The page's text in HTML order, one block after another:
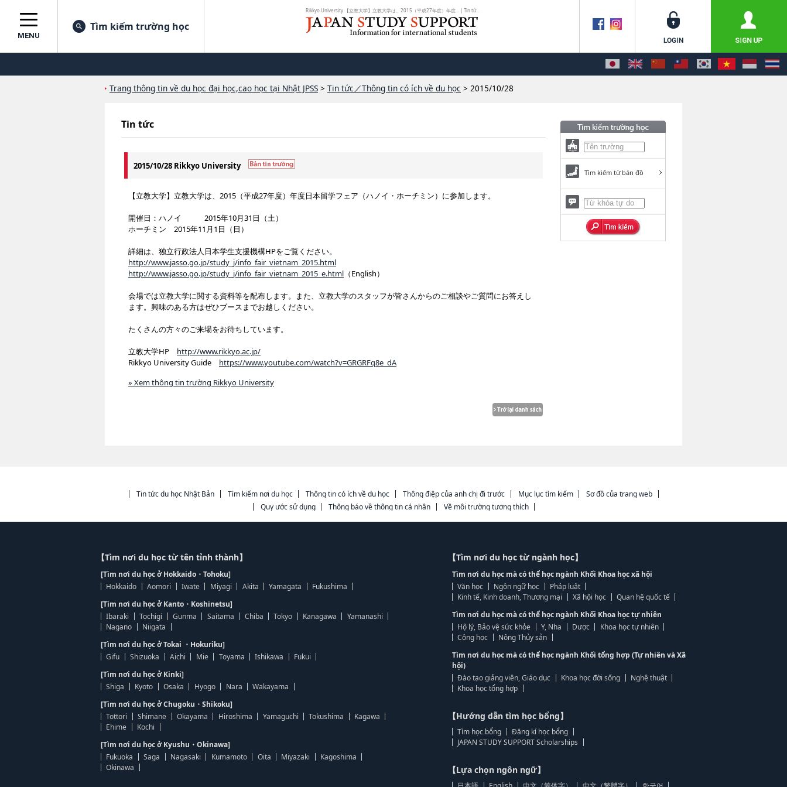
Rikkyo University 【立教大学】立教大学は、2015（平成27年度）年度... | Tin tứ...
MENU
Tìm kiếm trường học
Trang thông tin về du học đại học,cao học tại Nhật JPSS > Tin tức／Thông tin có ích về du học > 2015/10/28
Tin tức
2015/10/28 Rikkyo University
【立教大学】立教大学は、2015（平成27年度）年度日本留学フェア（ハノイ・ホーチミン）に参加します。
開催日：ハノイ 2015年10月31日（土）
ホーチミン 2015年11月1日（日）
詳細は、独立行政法人日本学生支援機構HPをご覧ください。
http://www.jasso.go.jp/study_j/info_fair_vietnam_2015.html
http://www.jasso.go.jp/study_j/info_fair_vietnam_2015_e.html （English）
会場では立教大学に関する資料等を配布します。また、立教大学のスタッフが皆さんからのご相談やご質問にお答えし
ます。興味のある方はぜひブースまでお越しください。
たくさんの方々のご来場をお待ちしています。
立教大学HP http://www.rikkyo.ac.jp/
Rikkyo University Guide https://www.youtube.com/watch?v=GRGRFq8e_dA
» Xem thông tin trường Rikkyo University
Tìm kiếm từ bản đồ
Tin tức du học Nhật Bản Tìm kiếm nơi du học Thông tin có ích về du học Thông điệp của anh chị đi trước Mục lục tìm kiếm
Sơ đồ của trang web
Quy ước sử dụng
Thông báo về thông tin cá nhân Về môi trường tương thích
【Tìm nơi du học từ tên tỉnh thành】
[Tìm nơi du học ở Hokkaido・Tohoku]
Hokkaido
Aomori Iwate Miyagi Akita Yamagata
Fukushima
[Tìm nơi du học ở Kanto・Koshinetsu]
Ibaraki
Tochigi Gunma Saitama Chiba Tokyo Kanagawa
Yamanashi
Nagano
Niigata
[Tìm nơi du học ở Tokai ・Hokuriku]
Gifu
Shizuoka Aichi Mie Toyama Ishikawa
Fukui
[Tìm nơi du học ở Kinki]
Shiga
Kyoto Osaka Hyogo Nara
Wakayama
[Tìm nơi du học ở Chugoku・Shikoku]
Tottori
Shimane Okayama Hiroshima Yamaguchi Tokushima
Kagawa
Ehime
Kochi
[Tìm nơi du học ở Kyushu・Okinawa]
Fukuoka
Saga Nagasaki Kumamoto Oita Miyazaki
Kagoshima
Okinawa
【Tìm nơi du học từ ngành học】
Tìm nơi du học mà có thể học ngành Khối Khoa học xã hội
Văn học
Ngôn ngữ học
Pháp luật
Kinh tế, Kinh doanh, Thương mại
Xã hội học
Quan hệ quốc tế
Tìm nơi du học mà có thể học ngành Khối Khoa học tự nhiên
Hộ lý, Bảo vệ sức khỏe
Y, Nha Dược
Khoa học tự nhiên
Công học
Nông Thủy sản
Tìm nơi du học mà có thể học ngành Khối tổng hợp (Tự nhiên và Xã
hội)
Đào tạo giảng viên, Giáo dục
Khoa học đời sống
Nghệ thuật
Khoa học tổng hợp
【Hướng dẫn tìm học bổng】
Tìm học bổng
Đăng kí học bổng
JAPAN STUDY SUPPORT Scholarships
【Lựa chọn ngôn ngữ】